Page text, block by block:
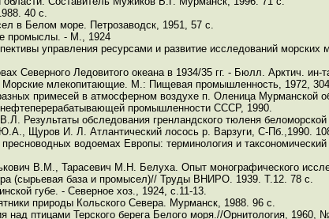
40 с.
в Белом море. Петрозаводск, 1951, 57 с.
промыслы. - М., 1924
управления ресурсами и развитие исследований
Северного Ледовитого океана в 1934/35 гг. - Бюлл. Арктич. ин-
млекопитающие. М.: Пищевая промышленность, 1972,
примесей в атмосферном воздухе п. Оленица Мурманской
нефтеперерабатывающей промышленности СССР, 1990.
Результаты обследования гренландского тюленя беломорской
Щуров И. Л. Атлантический лосось р. Варзуги, С-Пб.,1990.
пресноводных водоемах Европы: терминология и
В.М., Тарасевич М.Н. Белуха. Опыт монографического
(сырьевая база и промысел)// Труды ВНИРО. 1939. Т.12. 78 с.
губе. - Северное хоз., 1924, с.11-13.
природы Кольского Севера. Мурманск, 1988. 96 с.
птицами Терского берега Белого моря.//Орнитология, 1960,